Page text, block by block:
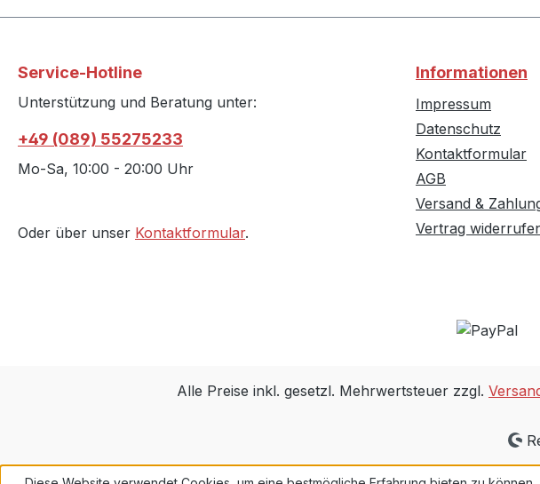
Service-Hotline
Unterstützung und Beratung unter:
+49 (089) 55275233
Mo-Sa, 10:00 - 20:00 Uhr
Oder über unser Kontaktformular.
Informationen
Impressum
Datenschutz
Kontaktformular
AGB
Versand &
Vertrag
Alle Preise inkl. gesetzl. Mehrwertsteuer zzgl.